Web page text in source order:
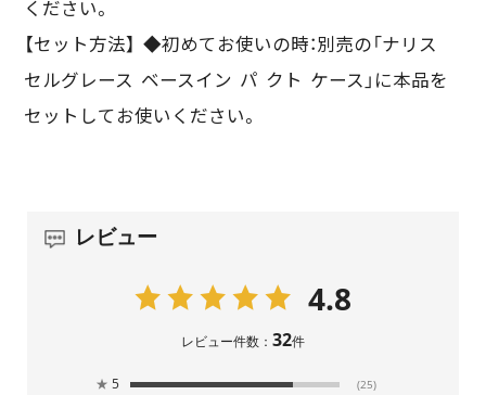
ください。
【セット方法】 ◆初めてお使いの時：別売の「ナリス
セルグレース ベースイン パ クト ケース」に本品を
セットしてお使いください。
レビュー
4.8
レビュー件数： 32件
★ 5 (25)